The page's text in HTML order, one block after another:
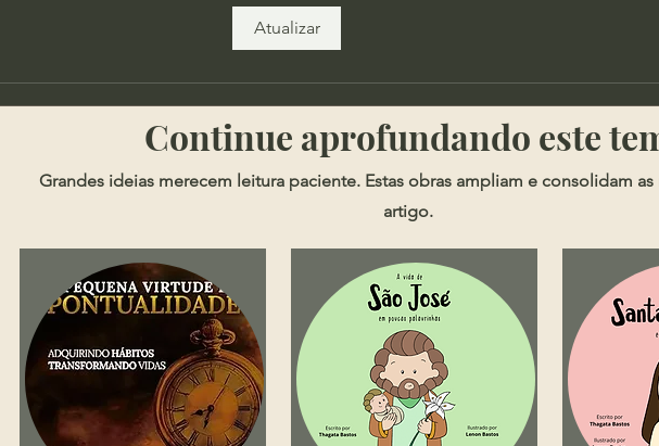
Railson Barbosa -
Fundamento da Teoria
Política de Maquiavel
Atualizar
​​​Continue aprofundando este
Grandes ideias merecem leitura paciente. Estas obras ampliam e consolidam
artigo.